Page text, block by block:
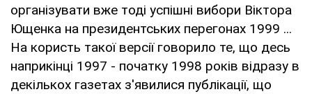
організувати вже тоді успішні вибори Віктора
Ющенка на президентських перегонах 1999 ...
На користь такої версії говорило те, що десь
наприкінці 1997 - початку 1998 років відразу в
декількох газетах з'явилися публікації, що